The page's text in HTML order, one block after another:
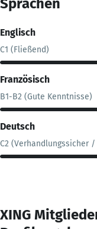
Englisch
C1 (Fließend)
Französisch
B1-B2 (Gute Kenntnisse)
Deutsch
C2 (Verhandlungssicher
XING